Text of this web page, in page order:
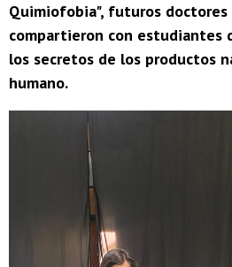
Quimiofobia", futuros doctores
compartieron con estudiantes
los secretos de los productos
humano.